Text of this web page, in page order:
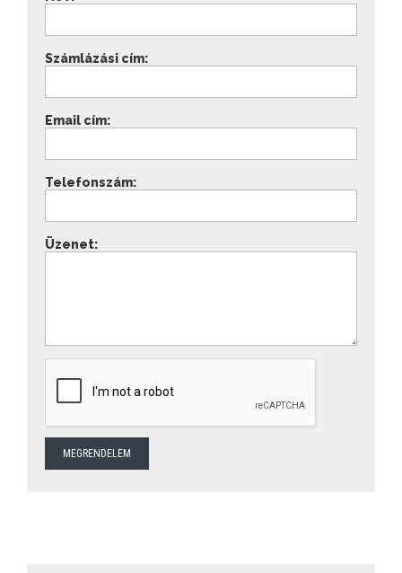
Számlázási cím:
Email cím:
Telefonszám:
Üzenet: